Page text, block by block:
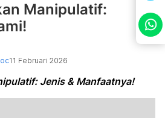
Manipulatif:
11 Februari 2026
Jenis & Manfaatnya!